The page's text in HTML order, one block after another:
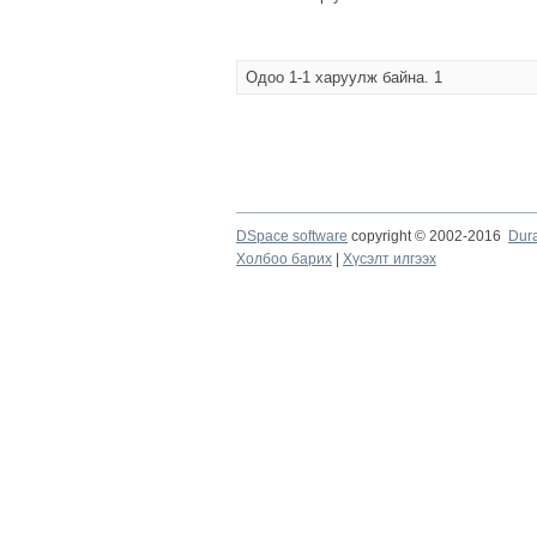
Одоо 1-1 харуулж байна. 1
DSpace software copyright © 2002-2016
Холбоо барих
Хүсэлт илгээх